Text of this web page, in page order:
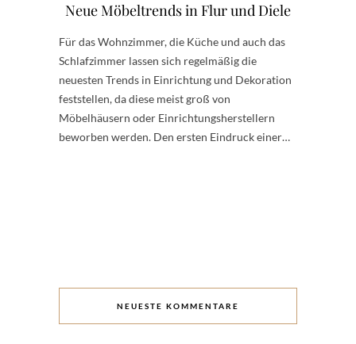
Neue Möbeltrends in Flur und Diele
Für das Wohnzimmer, die Küche und auch das
Schlafzimmer lassen sich regelmäßig die
neuesten Trends in Einrichtung und Dekoration
feststellen, da diese meist groß von
Möbelhäusern oder Einrichtungsherstellern
beworben werden. Den ersten Eindruck einer…
NEUESTE KOMMENTARE